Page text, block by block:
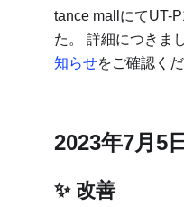
tance mallにてUT-
た。 詳細につきま
知らせをご確認くだ
2023年7月5
改善